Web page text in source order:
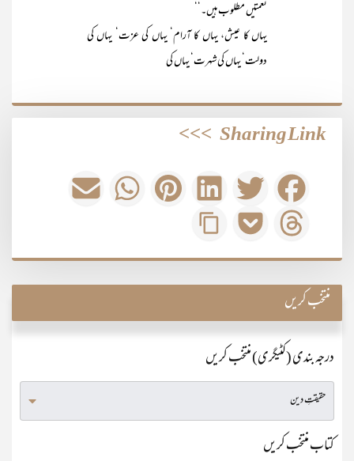
نعمتیں مطلوب ہیں۔‘‘
یہاں کا عیش، یہاں کا آرام‘ یہاں کی عزت‘ یہاں کی
دولت‘ یہاں کی شہرت‘ یہاں کی
Sharing Link
>>>
منتخب کریں
درجہ بندی (کٹیگری) منتخب کریں
کتاب منتخب کریں